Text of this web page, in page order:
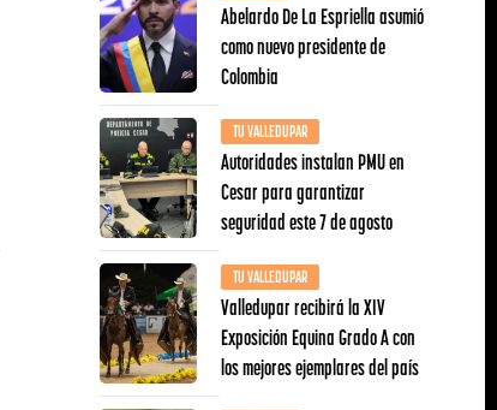
Abelardo De La Espriella asumió
como nuevo presidente de
Colombia
TU VALLEDUPAR
Autoridades instalan PMU en
Cesar para garantizar
seguridad este 7 de agosto
TU VALLEDUPAR
Valledupar recibirá la XIV
Exposición Equina Grado A con
los mejores ejemplares del país